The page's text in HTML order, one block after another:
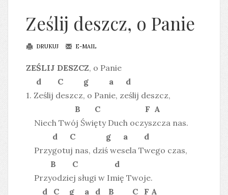
Ześlij deszcz, o Panie
DRUKUJ E-MAIL
ZEŚLIJ DESZCZ, o Panie
d C g a d
1. Ześlij deszcz, o Panie, ześlij deszcz,
B C F A
Niech Twój Święty Duch oczyszcza nas.
d C g a d
Przygotuj nas, dziś wesela Twego czas,
B C d
Przyodziej sługi w Imię Twoje.
d C g a d B C F A